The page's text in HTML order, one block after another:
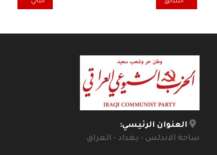
السابق التالي
العنوان الرئيسي:
ساحة الاندلس - بغداد - العراق